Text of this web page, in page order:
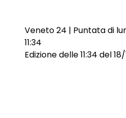
Veneto 24 | Puntata di
11:34
Edizione delle 11:34 del